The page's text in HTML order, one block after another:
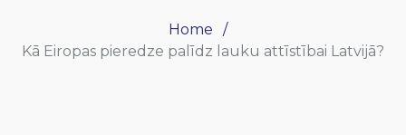
Home
Kā Eiropas pieredze palīdz lauku attīstībai Latvijā?